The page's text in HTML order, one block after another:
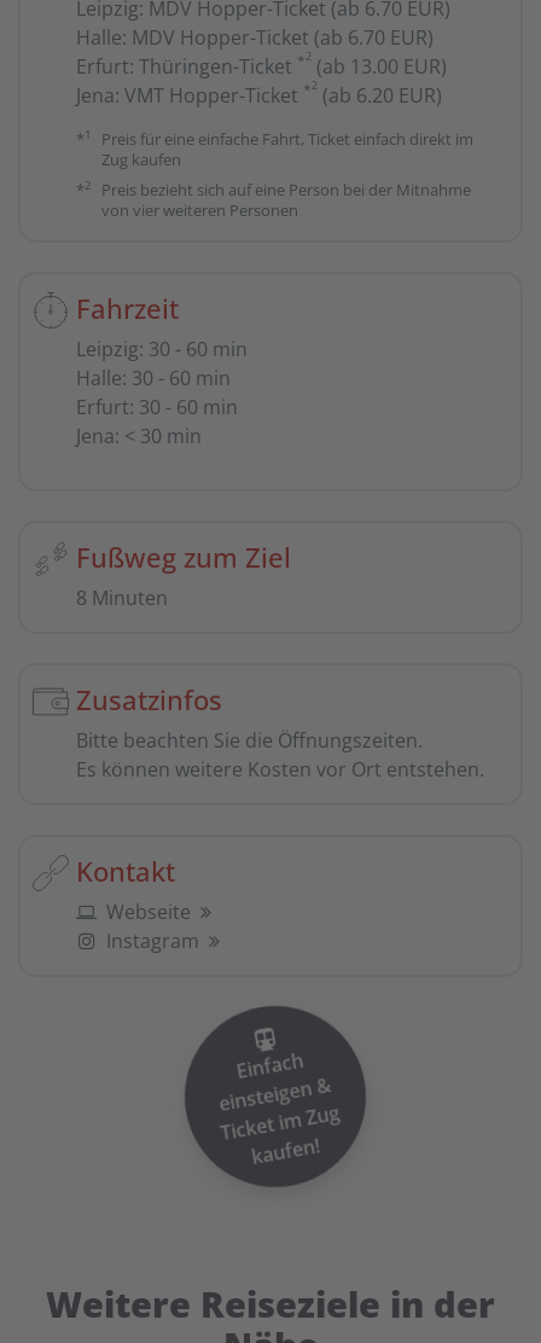
Leipzig: MDV Hopper-Ticket (ab 6.70 EUR)
Halle: MDV Hopper-Ticket (ab 6.70 EUR)
Erfurt: Thüringen-Ticket *2 (ab 13.00 EUR)
Jena: VMT Hopper-Ticket *2 (ab 6.20 EUR)
*1
Preis für eine einfache Fahrt, Ticket einfach direkt im
Zug kaufen
*2
Preis bezieht sich auf eine Person bei der Mitnahme
von vier weiteren Personen
Fahrzeit
Leipzig: 30 - 60 min
Halle: 30 - 60 min
Erfurt: 30 - 60 min
Jena: < 30 min
Fußweg zum Ziel
8 Minuten
Zusatzinfos
Bitte beachten Sie die Öffnungszeiten.
Es können weitere Kosten vor Ort entstehen.
Kontakt
Webseite
Instagram
Einfach
einsteigen
&
Ticket i
m Zug
kaufen!
Weitere Reiseziele in der